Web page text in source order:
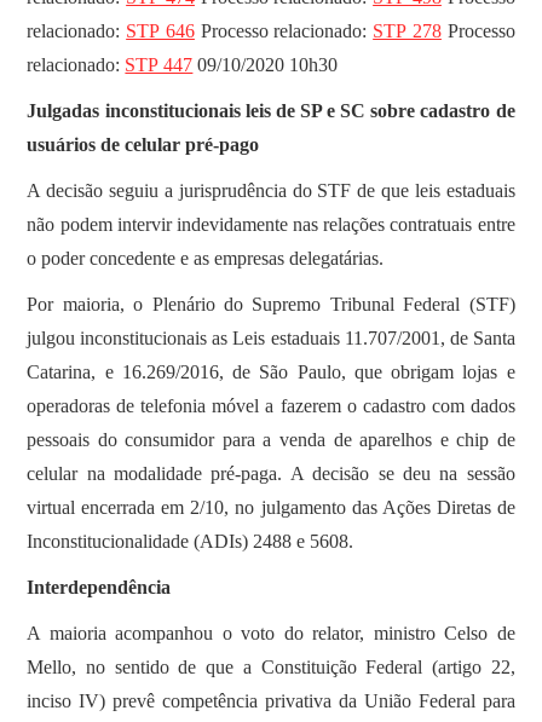
relacionado: STP 646Processo relacionado: STP 278Processo
relacionado: STP 447 09/10/2020 10h30
Julgadas inconstitucionais leis de SP e SC sobre cadastro de
usuários de celular pré-pago
A decisão seguiu a jurisprudência do STF de que leis estaduais
não podem intervir indevidamente nas relações contratuais entre
o poder concedente e as empresas delegatárias.
Por maioria, o Plenário do Supremo Tribunal Federal (STF)
julgou inconstitucionais as Leis estaduais 11.707/2001, de Santa
Catarina, e 16.269/2016, de São Paulo, que obrigam lojas e
operadoras de telefonia móvel a fazerem o cadastro com dados
pessoais do consumidor para a venda de aparelhos e chip de
celular na modalidade pré-paga. A decisão se deu na sessão
virtual encerrada em 2/10, no julgamento das Ações Diretas de
Inconstitucionalidade (ADIs) 2488 e 5608.
Interdependência
A maioria acompanhou o voto do relator, ministro Celso de
Mello, no sentido de que a Constituição Federal (artigo 22,
inciso IV) prevê competência privativa da União Federal para